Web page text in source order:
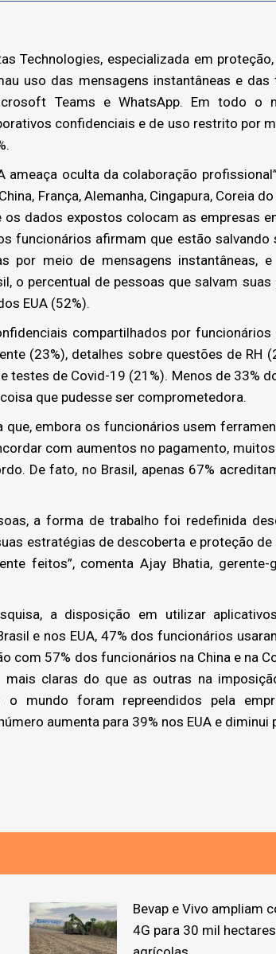
Technologies, especializada em
uso das mensagens instantâneas e
Teams e WhatsApp. Em todo o
confidenciais e de uso restrito por
ameaça oculta da colaboração
França, Alemanha, Cingapura, Coreia
os dados expostos colocam as empresas
funcionários afirmam que estão
por meio de mensagens instantâneas,
o percentual de pessoas que salvam
EUA (52%).
compartilhados por
(23%), detalhes sobre questões de RH
testes de Covid-19 (21%). Menos de 33%
que pudesse ser comprometedora.
que, embora os funcionários usem
com aumentos no pagamento,
De fato, no Brasil, apenas 67%
a forma de trabalho foi redefinida
estratégias de descoberta e proteção
feitos”, comenta Ajay Bhatia,
a disposição em utilizar
e nos EUA, 47% dos funcionários
com 57% dos funcionários na China e na
mais claras do que as outras na
o mundo foram repreendidos pela
aumenta para 39% nos EUA e diminui
Bevap e Vivo ampliam
4G para 30 mil